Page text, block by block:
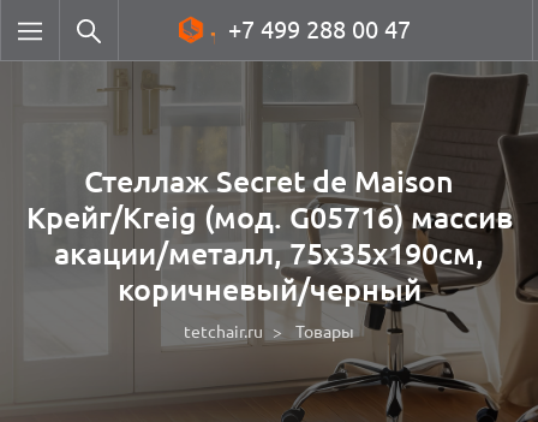
+7 499 288 00 47
Стеллаж Secret de Maison
Крейг/Kreig (мод. G05716) массив
акации/металл, 75х35х190см,
коричневый/черный
tetchair.ru Товары